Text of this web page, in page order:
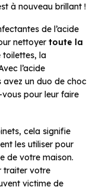
à nouveau brillant !
de l’acide
nettoyer toute la
toilettes, la
l’acide
un duo de choc
pour leur faire
cela signifie
les utiliser pour
de votre maison.
traiter votre
victime de